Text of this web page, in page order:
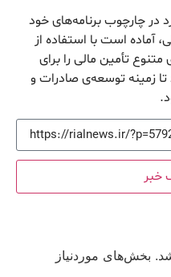
در چارچوب برنامه‌های خود
آماده است با استفاده از
تأمین مالی را برای
تا زمینه توسعه‌ی صادرات و
خبر
بخش‌های موردنیاز